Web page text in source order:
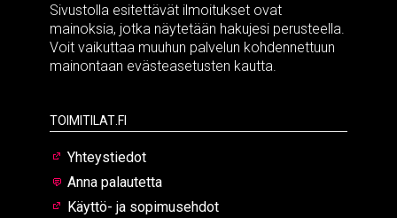
Sivustolla esitettävät ilmoitukset ovat
mainoksia, jotka näytetään hakujesi perusteella.
Voit vaikuttaa muuhun palvelun kohdennettuun
mainontaan evästeasetusten kautta.
Toimitilat.fi
Yhteystiedot
Anna palautetta
Käyttö- ja sopimusehdot